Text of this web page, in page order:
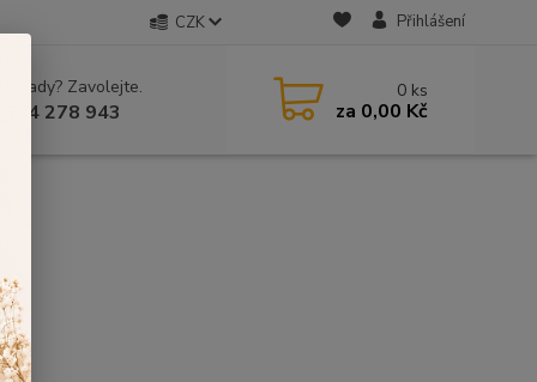
CZK Přihlášení
si rady? Zavolejte.
604 278 943
0 ks
za 0,00 Kč